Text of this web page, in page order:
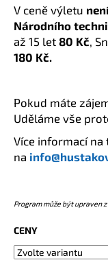
V ceně výletu
Národního
až 15 let 80 Kč ,
180 Kč.
Pokud máte
Uděláme vše
Více informací na
na
Program může být upraven
CENY